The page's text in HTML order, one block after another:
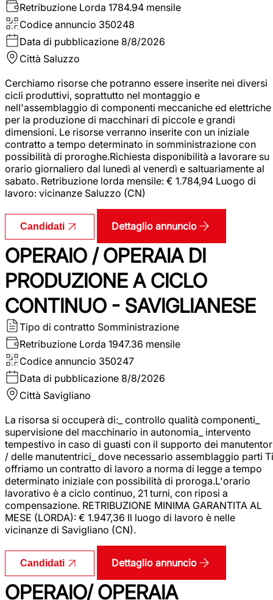
Retribuzione Lorda 1784.94 mensile
Codice annuncio 350248
Data di pubblicazione 8/8/2026
Città Saluzzo
Cerchiamo risorse che potranno essere inserite nei diversi
cicli produttivi, soprattutto nel montaggio e
nell'assemblaggio di componenti meccaniche ed elettriche
per la produzione di macchinari di piccole e grandi
dimensioni. Le risorse verranno inserite con un iniziale
contratto a tempo determinato in somministrazione con
possibilità di proroghe.Richiesta disponibilità a lavorare su
orario giornaliero dal lunedì al venerdì e saltuariamente al
sabato. Retribuzione lorda mensile: € 1.784,94 Luogo di
lavoro: vicinanze Saluzzo (CN)
Candidati Dettaglio annuncio
OPERAIO / OPERAIA DI
PRODUZIONE A CICLO
CONTINUO - SAVIGLIANESE
Tipo di contratto Somministrazione
Retribuzione Lorda 1947.36 mensile
Codice annuncio 350247
Data di pubblicazione 8/8/2026
Città Savigliano
La risorsa si occuperà di:_ controllo qualità componenti_
supervisione del macchinario in autonomia_ intervento
tempestivo in caso di guasti con il supporto dei
/ delle manutentrici_ dove necessario assemblaggio parti Ti
offriamo un contratto di lavoro a norma di legge a tempo
determinato iniziale con possibilità di proroga.L'orario
lavorativo è a ciclo continuo, 21 turni, con riposi a
compensazione. RETRIBUZIONE MINIMA GARANTITA AL
MESE (LORDA): € 1.947,36 Il luogo di lavoro è nelle
vicinanze di Savigliano (CN).
Candidati Dettaglio annuncio
OPERAIO/ OPERAIA